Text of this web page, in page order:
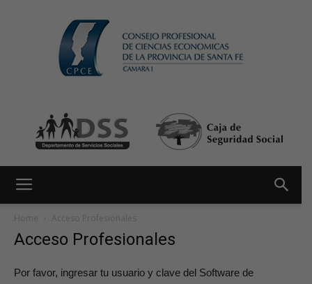
Home Acceso Profesionales
Acceso Profesionales
Por favor, ingresar tu usuario y clave del Software de